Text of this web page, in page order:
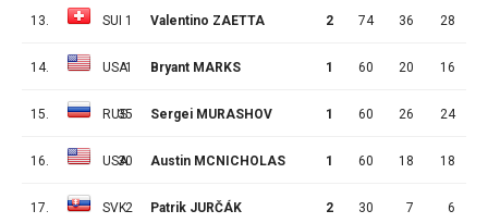
13. SUI 1 Valentino ZAETTA 2 74 36 28
14. USA1 Bryant MARKS 1 60 20 16
15. RUS
35 Sergei MURASHOV 1 60 26 24
16. USA
30 Austin MCNICHOLAS 1 60 18 18
17. SVK2 Patrik JURČÁK 2 30 7 6